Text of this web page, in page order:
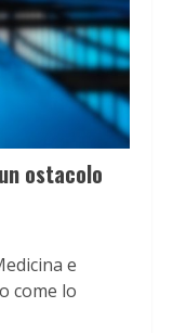
ostacolo
e
come lo